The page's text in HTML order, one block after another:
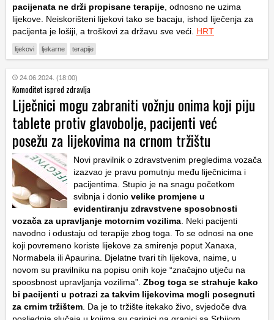
pacijenata ne drži propisane terapije , odnosno ne uzima
lijekove. Neiskorišteni lijekovi tako se bacaju, ishod liječenja za
pacijenta je lošiji, a troškovi za državu sve veći. HRT
lijekovi ljekarne terapije
24.06.2024. (18:00)
Komoditet ispred zdravlja
Liječnici mogu zabraniti vožnju onima koji piju
tablete protiv glavobolje, pacijenti već
posežu za lijekovima na crnom tržištu
Novi pravilnik o zdravstvenim pregledima vozača
izazvao je pravu pomutnju među liječnicima i
pacijentima. Stupio je na snagu početkom
svibnja i donio velike promjene u
evidentiranju zdravstvene sposobnosti
vozača za upravljanje motornim vozilima . Neki pacijenti
navodno i odustaju od terapije zbog toga. To se odnosi na one
koji povremeno koriste lijekove za smirenje poput Xanaxa,
Normabela ili Apaurina. Djelatne tvari tih lijekova, naime, u
novom su pravilniku na popisu onih koje “značajno utječu na
spoosbnost upravljanja vozilima”. Zbog toga se strahuje kako
bi pacijenti u potrazi za takvim lijekovima mogli posegnuti
za crnim tržištem . Da je to tržište itekako živo, svjedoče dva